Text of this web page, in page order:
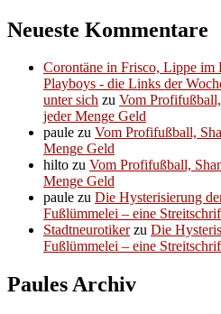
Neueste Kommentare
Corontäne in Frisco, Lippe im
Playboys - die Links der
unter sich zu Vom
jeder Menge Geld
paule zu Vom Profifußball,
Menge Geld
hilto zu Vom Profifußball,
Menge Geld
paule zu Die Hysterisierung
Fußlümmelei – eine
Stadtneurotikerzu Die
Fußlümmelei – eine
Paules Archiv